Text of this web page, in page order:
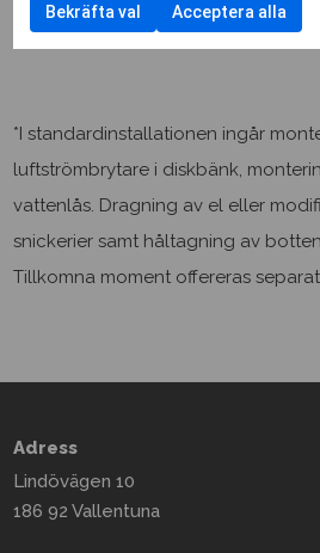
*I standardinstallationen ingår
luftströmbrytare i diskbänk,
vattenlås. Dragning av el eller
snickerier samt håltagning av
Tillkomna moment offereras
Adress
Lindövägen 10
186 92 Vallentuna
Bekräfta val Acceptera alla